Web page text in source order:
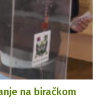
na biračkom